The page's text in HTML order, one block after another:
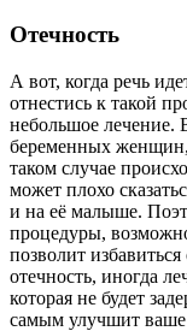
Отечность
А вот, когда речь
отнестись к такой
небольшое лечение.
беременных женщин,
таком случае
может плохо
и на её малыше.
процедуры,
позволит
отечность, иногда
которая не будет
самым улучшит ваше